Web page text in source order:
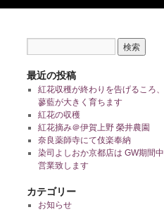
最近の投稿
紅花収穫が終わりを告げるころ、
蓼藍が大きく育ちます
紅花の収穫
紅花摘み＠伊賀上野 榮井農園
奈良薬師寺にて伎楽奉納
染司よしおか京都店は GW期間中
営業致します
カテゴリー
お知らせ